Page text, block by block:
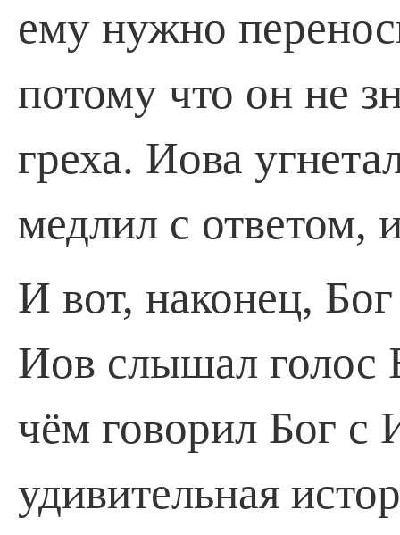
ему нужно
потому что он не
греха. Иова
медлил с ответом,
И вот, наконец,
Иов слышал голос
чём говорил Бог с
удивительная